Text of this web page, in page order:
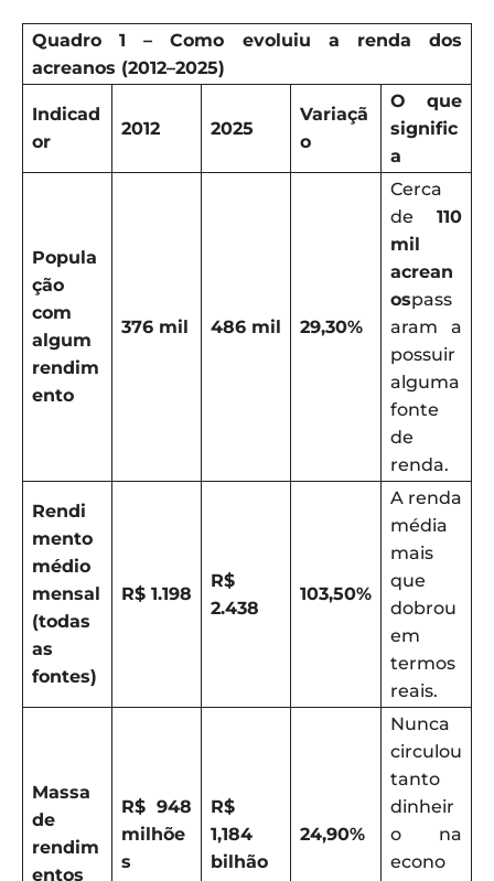
Quadro1 – Como evoluiu a renda dos
acreanos (2012–2025)
Indicad
or
2012 2025
Variaçã
o
O que
signific
a
Popula
ção
com
algum
rendim
ento
376 mil 486 mil 29,30%
Cerca
de 110
mil
acrean
ospass
aram a
possuir
alguma
fonte
de
renda.
Rendi
mento
médio
mensal
(todas
as
fontes)
R$ 1.198
R$
2.438
103,50%
A renda
média
mais
que
dobrou
em
termos
reais.
Massa
de
rendim
entos
R$ 948
milhõe
s
R$
1,184
bilhão
24,90%
Nunca
circulou
tanto
dinheir
o na
econo